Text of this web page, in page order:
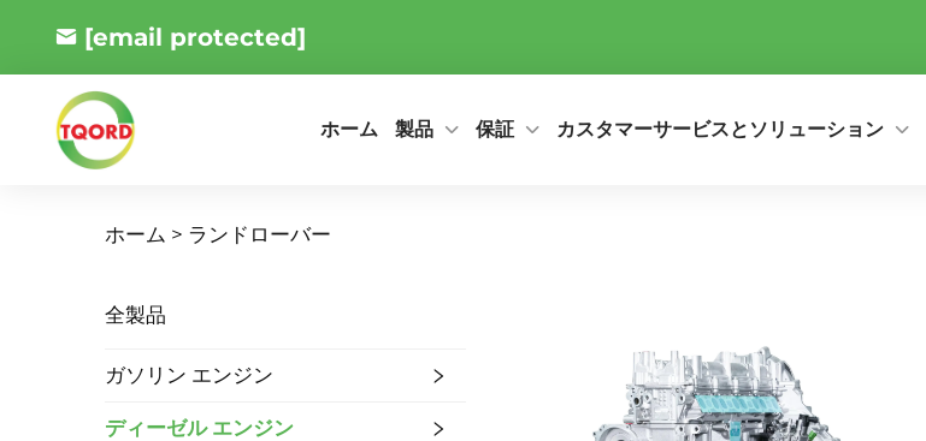
[email protected]
ホーム 製品 保証 カスタマーサービスとソリューション
ホーム > ランドローバー
全製品
ガソリン エンジン
ディーゼル エンジン